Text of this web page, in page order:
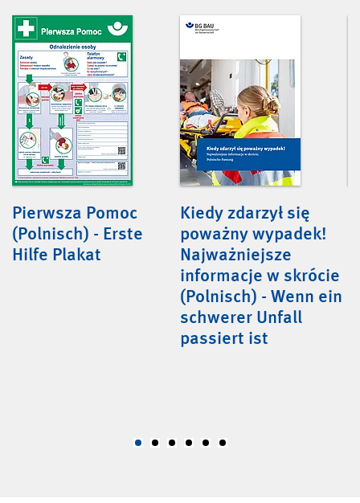
Pierwsza Pomoc
(Polnisch) - Erste
Hilfe Plakat
Kiedy zdarzył się
poważny wypadek!
Najważniejsze
informacje w skrócie
(Polnisch) - Wenn ein
schwerer Unfall
passiert ist